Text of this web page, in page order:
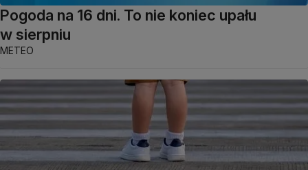
Pogoda na 16 dni. To nie koniec upału
w sierpniu
METEO